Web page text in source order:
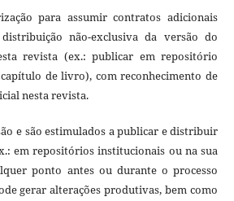
para assumir contratos adicionais
não-exclusiva da versão do
revista (ex.: publicar em repositório
de livro), com reconhecimento de
nesta revista.
e são estimulados a publicar e distribuir
em repositórios institucionais ou na sua
ponto antes ou durante o processo
gerar alterações produtivas, bem como